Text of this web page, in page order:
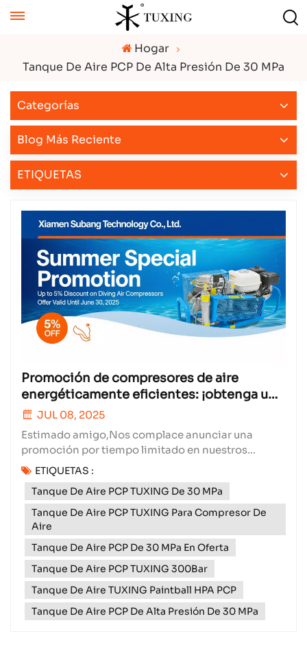
Hogar
Tanque De Aire PCP De Alta Presión De 30 MPa
Categorías
Blog Más Reciente
ETIQUETAS
Promoción de compresores de aire
energéticamente eficientes: ¡obtenga un
5% de descuento en pedidos superiores a
$1000!
JUL 08, 2025
Estimado amigo,Nos complace anunciar una
promoción por tiempo limitado en nuestros
compresores de aire de alto rendimiento¡Desde
ahora hasta el 15/07/2025, disfruta de un descuento
exclusivo del 5% en todos los pedidos superiores a
$1000! ¿Por qué elegir nuestros compresores de
aire?Nuestros compres...
ETIQUETAS :
Tanque De Aire PCP TUXING De 30 MPa
Tanque De Aire PCP TUXING Para Compresor De
Aire
Tanque De Aire PCP De 30 MPa En Oferta
Tanque De Aire PCP TUXING 300Bar
Tanque De Aire TUXING Paintball HPA PCP
Tanque De Aire PCP De Alta Presión De 30 MPa